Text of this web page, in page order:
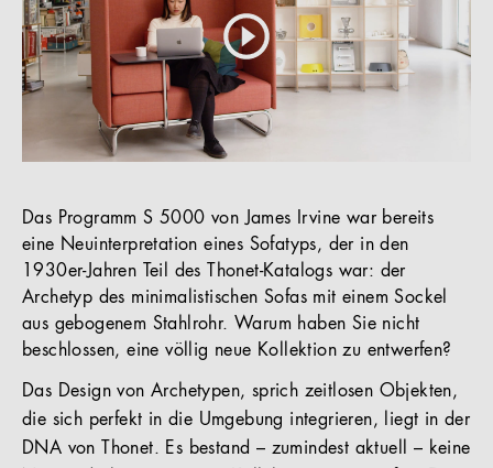
Das Programm S 5000 von James Irvine war bereits
eine Neuinterpretation eines Sofatyps, der in den
1930er-Jahren Teil des Thonet-Katalogs war: der
Archetyp des minimalistischen Sofas mit einem Sockel
aus gebogenem Stahlrohr. Warum haben Sie nicht
beschlossen, eine völlig neue Kollektion zu entwerfen?
Das Design von Archetypen, sprich zeitlosen Objekten,
die sich perfekt in die Umgebung integrieren, liegt in der
DNA von Thonet. Es bestand – zumindest aktuell – keine